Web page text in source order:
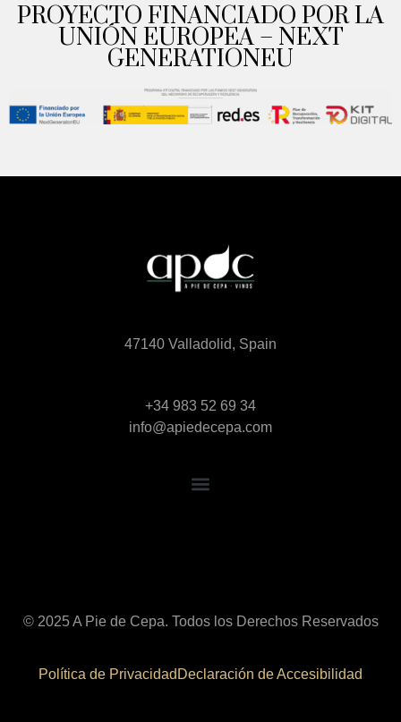
PROYECTO FINANCIADO POR LA
UNIÓN EUROPEA – NEXT
GENERATIONEU
47140 Valladolid, Spain
+34 983 52 69 34
info@apiedecepa.com
© 2025 A Pie de Cepa. Todos los Derechos Reservados
Política de Privacidad Declaración de Accesibilidad